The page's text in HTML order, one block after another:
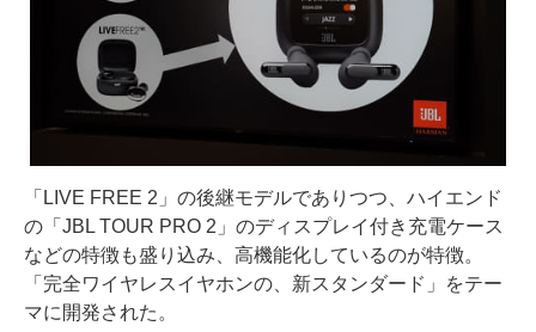
「LIVE FREE 2」の後継モデルでありつつ、ハイエンド
の「JBL TOUR PRO 2」のディスプレイ付き充電ケース
などの特徴も盛り込み、高機能化しているのが特徴。
「完全ワイヤレスイヤホンの、新スタンダード」をテー
マに開発された。